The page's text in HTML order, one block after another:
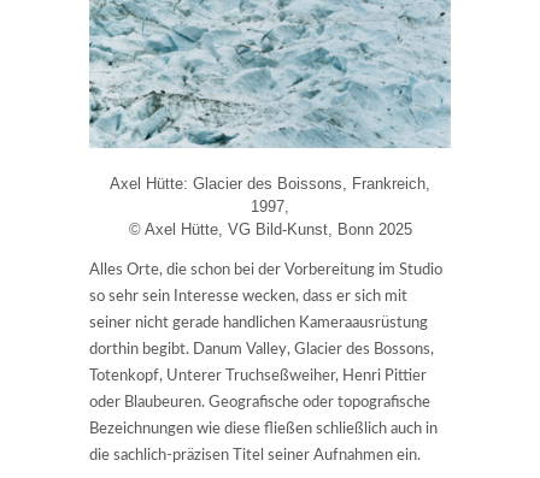
Axel Hütte: Glacier des Boissons, Frankreich,
1997,
© Axel Hütte, VG Bild-Kunst, Bonn 2025
Alles Orte, die schon bei der Vorbereitung im Studio
so sehr sein Interesse wecken, dass er sich mit
seiner nicht gerade handlichen Kameraausrüstung
dorthin begibt. Danum Valley, Glacier des Bossons,
Totenkopf, Unterer Truchseßweiher, Henri Pittier
oder Blaubeuren. Geografische oder topografische
Bezeichnungen wie diese fließen schließlich auch in
die sachlich-präzisen Titel seiner Aufnahmen ein.